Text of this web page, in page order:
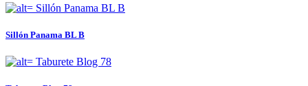
Sillón Panama BL B